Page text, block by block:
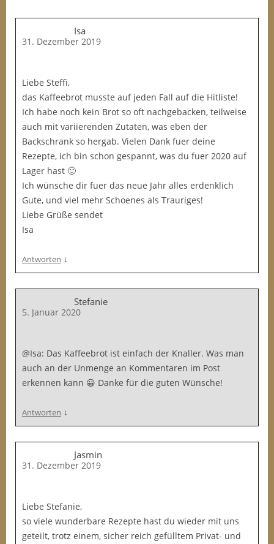
Isa
31. Dezember 2019
Liebe Steffi,
das Kaffeebrot musste auf jeden Fall auf die Hitliste!
Ich habe noch kein Brot so oft nachgebacken, teilweise
auch mit variierenden Zutaten, was eben der
Backschrank so hergab. Vielen Dank fuer deine
Rezepte, ich bin schon gespannt, was du fuer 2020 auf
Lager hast 🙂
Ich wünsche dir fuer das neue Jahr alles erdenklich
Gute, und viel mehr Schoenes als Trauriges!
Liebe Grüße sendet
Isa
Antworten ↓
Stefanie
5. Januar 2020
@Isa: Das Kaffeebrot ist einfach der Knaller. Was man
auch an der Unmenge an Kommentaren im Post
erkennen kann 😀 Danke für die guten Wünsche!
Antworten ↓
Jasmin
31. Dezember 2019
Liebe Stefanie,
so viele wunderbare Rezepte hast du wieder mit uns
geteilt, trotz einem, sicher reich gefülltem Privat- und